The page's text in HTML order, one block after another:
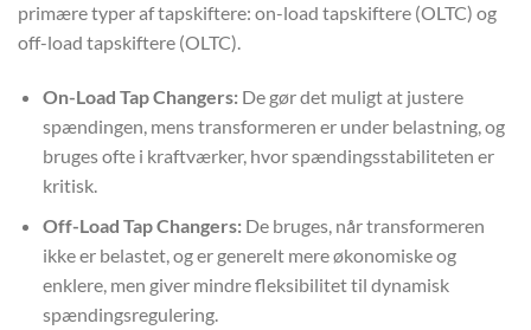
primære typer af tapskiftere: on-load tapskiftere (OLTC) og
off-load tapskiftere (OLTC).
On-Load Tap Changers:De gør det muligt at justere
spændingen, mens transformeren er under belastning, og
bruges ofte i kraftværker, hvor spændingsstabiliteten er
kritisk.
Off-Load Tap Changers:De bruges, når transformeren
ikke er belastet, og er generelt mere økonomiske og
enklere, men giver mindre fleksibilitet til dynamisk
spændingsregulering.